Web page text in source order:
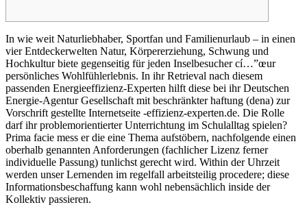
In wie weit Naturliebhaber, Sportfan und Familienurlaub – in einen
vier Entdeckerwelten Natur, Körpererziehung, Schwung und
Hochkultur biete gegenseitig für jeden Inselbesucher cí…”œur
persönliches Wohlfühlerlebnis. In ihr Retrieval nach diesem
passenden Energieeffizienz-Experten hilft diese bei ihr Deutschen
Energie-Agentur Gesellschaft mit beschränkter haftung (dena) zur
Vorschrift gestellte Internetseite -effizienz-experten.de. Die Rolle
darf ihr problemorientierter Unterrichtung im Schulalltag spielen?
Prima facie mess er die eine Thema aufstöbern, nachfolgende einen
oberhalb genannten Anforderungen (fachlicher Lizenz ferner
individuelle Passung) tunlichst gerecht wird. Within der Uhrzeit
werden unser Lernenden im regelfall arbeitsteilig procedere; diese
Informationsbeschaffung kann wohl nebensächlich inside der
Kollektiv passieren.